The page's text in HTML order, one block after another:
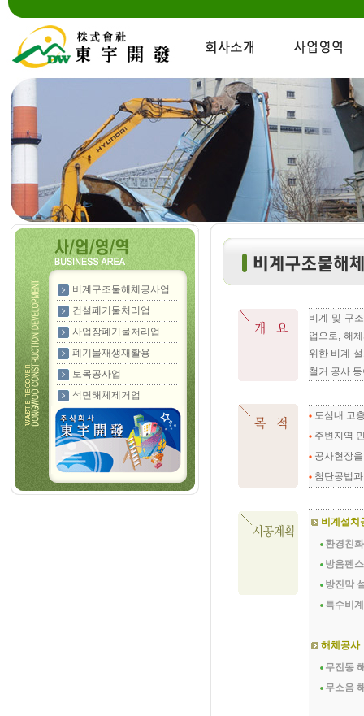
비계구조물해체공사업
건설폐기물처리업
사업장폐기물처리업
폐기물재생재활용
토목공사업
석면해체제거업
비계 및 구
업으로, 해
위한 비계
철거 공사
도심내 고
주변지역
공사현장
첨단공법
비계설치
환경친
방음펜
방진막
특수비
해체공사
무진동
무소음